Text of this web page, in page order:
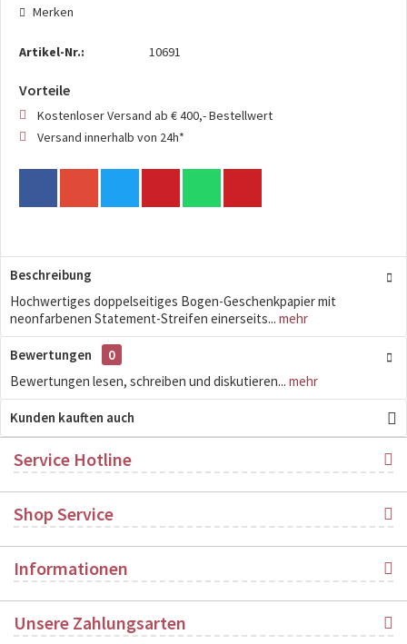
Merken
Artikel-Nr.: 10691
Vorteile
Kostenloser Versand ab € 400,- Bestellwert
Versand innerhalb von 24h*
Beschreibung
Hochwertiges doppelseitiges Bogen-Geschenkpapier mit
neonfarbenen Statement-Streifen einerseits... mehr
Bewertungen
0
Bewertungen lesen, schreiben und diskutieren... mehr
Kunden kauften auch
Service Hotline
Shop Service
Informationen
Unsere Zahlungsarten